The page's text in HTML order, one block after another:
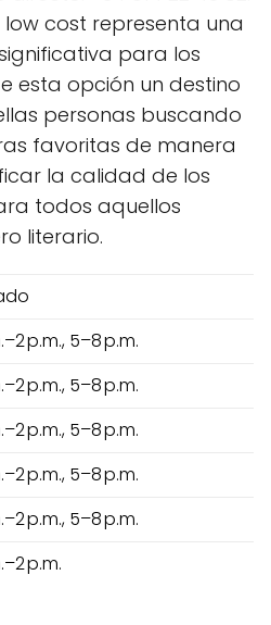
cost representa una
para los
esta opción un destino
personas buscando
favoritas de manera
la calidad de los
todos aquellos
literario.
p.m., 5–8 p.m.
p.m., 5–8 p.m.
p.m., 5–8 p.m.
p.m., 5–8 p.m.
p.m., 5–8 p.m.
p.m.